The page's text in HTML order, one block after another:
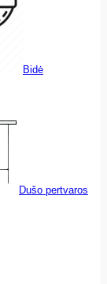
Bidė
Dušo pertvaros